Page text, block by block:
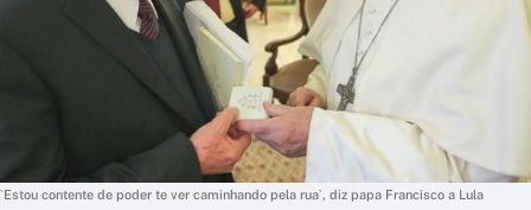
`Estou contente de poder te ver caminhando pela rua`, diz papa Francisco a Lula